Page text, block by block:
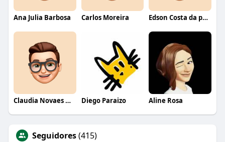
Ana Julia Barbosa Carlos Moreira Edson Costa da paixão
Claudia Novaes Novaes Diego Paraizo Aline Rosa
Seguidores(415)